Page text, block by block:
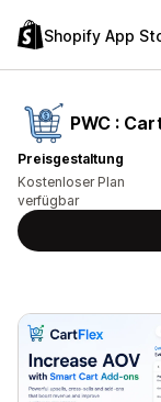
Shopify App
PWC :
Preisgestaltung
Kostenloser Plan
verfügbar